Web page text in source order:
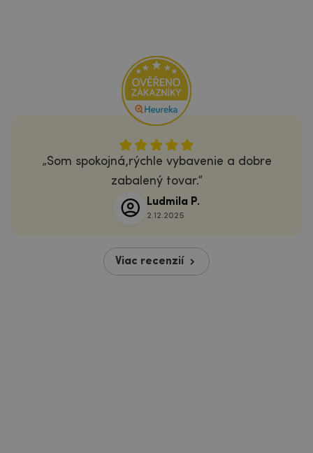
Som spokojná,rýchle vybavenie a dobre
zabalený tovar.
Ludmila P.
2.12.2025
Viac recenzií